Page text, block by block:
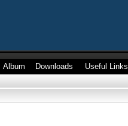
Album Downloads Useful Links